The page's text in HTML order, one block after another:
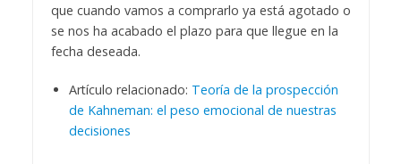
que cuando vamos a comprarlo ya está agotado o
se nos ha acabado el plazo para que llegue en la
fecha deseada.
Artículo relacionado: Teoría de la prospección
de Kahneman: el peso emocional de nuestras
decisiones